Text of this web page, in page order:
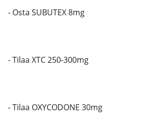
- Osta SUBUTEX 8mg
- Tilaa XTC 250-300mg
- Tilaa OXYCODONE 30mg